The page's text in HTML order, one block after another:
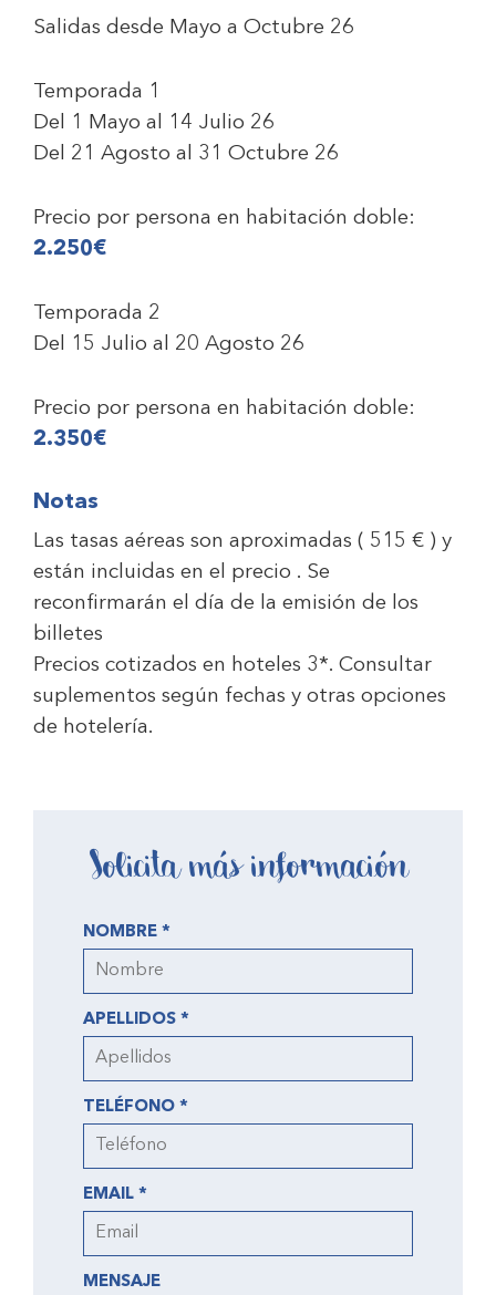
Salidas desde Mayo a Octubre 26
Temporada 1
Del 1 Mayo al 14 Julio 26
Del 21 Agosto al 31 Octubre 26
Precio por persona en habitación doble:
2.250€
Temporada 2
Del 15 Julio al 20 Agosto 26
Precio por persona en habitación doble:
2.350€
Notas
Las tasas aéreas son aproximadas ( 515 € ) y
están incluidas en el precio . Se
reconfirmarán el día de la emisión de los
billetes
Precios cotizados en hoteles 3*. Consultar
suplementos según fechas y otras opciones
de hotelería.
Solicita más información
NOMBRE *
APELLIDOS *
TELÉFONO *
EMAIL *
MENSAJE